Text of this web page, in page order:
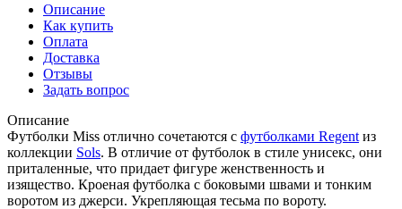
Описание
Как купить
Оплата
Доставка
Отзывы
Задать вопрос
Описание
Футболки Miss отлично сочетаются с футболками Regent из
коллекции Sols. В отличие от футболок в стиле унисекс, они
приталенные, что придает фигуре женственность и
изящество. Кроеная футболка с боковыми швами и тонким
воротом из джерси. Укрепляющая тесьма по вороту.